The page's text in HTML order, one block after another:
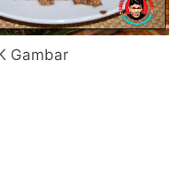
Gambar